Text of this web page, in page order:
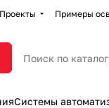
Проекты Примеры
Системы